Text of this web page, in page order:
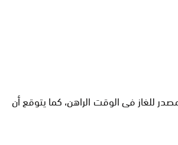
للغاز فى الوقت الراهن، كما يتوقع أن